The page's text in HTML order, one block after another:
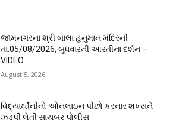
જામનગરના શ્રી બાલા હનુમાન મંદિરની
તા.05/08/2026, બુધવારની આરતીના દર્શન –
VIDEO
August 5, 2026
વિદ્યાર્થીનીનો ઓનલાઇન પીછો કરનાર શખ્સને
ઝડપી લેતી સાયબર પોલીસ